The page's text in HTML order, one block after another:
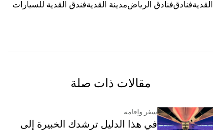
القديةفنادقفنادق الرياضمدينة القديةفندق القدية للسيارات
مقالات ذات صلة
سفر وإقامة
في هذا الدليل ترشدك الخبيرة إلى